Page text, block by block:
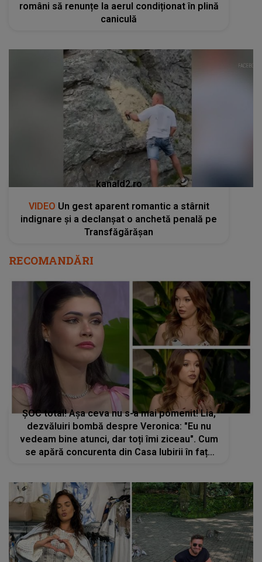
români să renunțe la aerul condiționat în plină
caniculă
kanald2.ro
VIDEO Un gest aparent romantic a stârnit
indignare și a declanșat o anchetă penală pe
Transfăgărășan
RECOMANDĂRI
ȘOC total! Așa ceva nu s-a mai pomenit! Lia,
dezvăluiri bombă despre Veronica: "Eu nu
vedeam bine atunci, dar toți îmi ziceau". Cum
se apără concurenta din Casa Iubirii în fața